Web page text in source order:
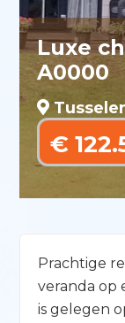
Luxe
A0000
€
Prachtige
veranda op
is gelegen